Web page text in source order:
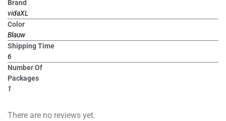
Brand
vidaXL
Color
Blauw
Shipping Time
6
Number Of
Packages
1
There are no reviews yet.